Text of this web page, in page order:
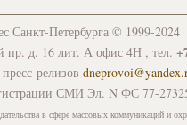
Санкт-Петербурга © 1999-2024
пр. д. 16 лит. А офис 4Н , тел.
релизов
СМИ Эл. N ФС 77-
в сфере массовых коммуникаций и